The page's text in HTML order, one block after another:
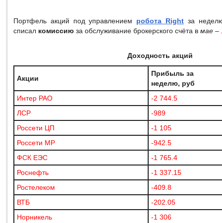
Портфель акций под управлением робота Right за
списал комиссию за обслуживание брокерского счёта в мае –
Доходность акций
Акции
Прибыль за
неделю, руб
Интер РАО
-2 744.5
ЛСР
-989
Россети ЦП
-1 105
Россети МР
-942.5
ФСК ЕЭС
-1 765.4
Роснефть
-1 337.15
Ростелеком
-409.8
ВТБ
-202.05
Норникель
-1 306